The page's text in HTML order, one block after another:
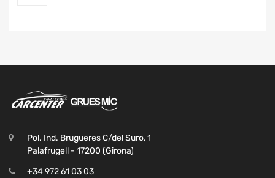
Pol. Ind. Brugueres C/del Suro, 1
Palafrugell - 17200 (Girona)
+34 972 61 03 03